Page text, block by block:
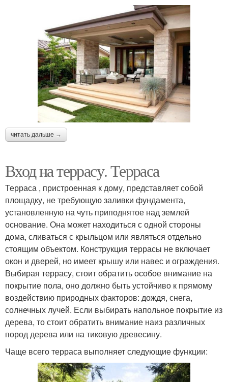
читать дальше →
Вход на террасу. Терраса
Терраса , пристроенная к дому, представляет собой
площадку, не требующую заливки фундамента,
установленную на чуть приподнятое над землей
основание. Она может находиться с одной стороны
дома, сливаться с крыльцом или являться отдельно
стоящим объектом. Конструкция террасы не включает
окон и дверей, но имеет крышу или навес и ограждения.
Выбирая террасу, стоит обратить особое внимание на
покрытие пола, оно должно быть устойчиво к прямому
воздействию природных факторов: дождя, снега,
солнечных лучей. Если выбирать напольное покрытие из
дерева, то стоит обратить внимание наиз различных
пород дерева или на тиковую древесину.
Чаще всего терраса выполняет следующие функции: